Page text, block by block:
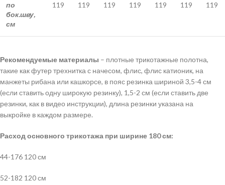
по
бок.шву,
см
119 119 119 119 119 119 119
Рекомендуемые материалы – плотные трикотажные полотна,
такие как футер трехнитка с начесом, флис, флис катионик, на
манжеты рибана или кашкорсе, в пояс резинка шириной 3,5-4 см
(если ставить одну широкую резинку), 1,5-2 см (если ставить две
резинки, как в видео инструкции), длина резинки указана на
выкройке в каждом размере.
Расход основного трикотажа при ширине 180 см:
44-176 120 см
52-182 120 см